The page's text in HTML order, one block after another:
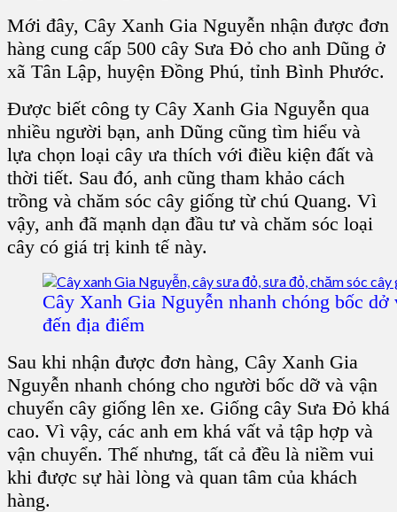
Mới đây, Cây Xanh Gia Nguyễn nhận được đơn
hàng cung cấp 500 cây Sưa Đỏ cho anh Dũng ở
xã Tân Lập, huyện Đồng Phú, tỉnh Bình Phước.
Được biết công ty Cây Xanh Gia Nguyễn qua
nhiều người bạn, anh Dũng cũng tìm hiểu và
lựa chọn loại cây ưa thích với điều kiện đất và
thời tiết. Sau đó, anh cũng tham khảo cách
trồng và chăm sóc cây giống từ chú Quang. Vì
vậy, anh đã mạnh dạn đầu tư và chăm sóc loại
cây có giá trị kinh tế này.
Cây Xanh Gia Nguyễn nhanh chóng bốc dở
đến địa điểm
Sau khi nhận được đơn hàng, Cây Xanh Gia
Nguyễn nhanh chóng cho người bốc dỡ và vận
chuyển cây giống lên xe. Giống cây Sưa Đỏ khá
cao. Vì vậy, các anh em khá vất vả tập hợp và
vận chuyển. Thế nhưng, tất cả đều là niềm vui
khi được sự hài lòng và quan tâm của khách
hàng.